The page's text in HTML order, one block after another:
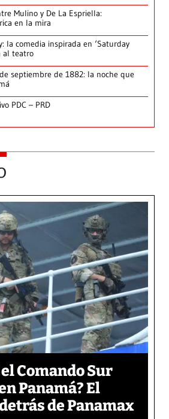
Mulino y De La Espriella:
en la mira
la comedia inspirada en ‘Saturday
al teatro
septiembre de 1882: la noche que
PDC – PRD
Comando Sur
Panamá? El
de Panamax